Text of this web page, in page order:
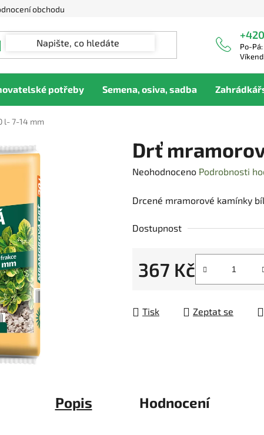
obchodu
Po-
potřeby Semena, osiva, sadba
l- 7-14 mm
Drť
Průměrné
produktu
0,0
Neohodnoceno Podrobnosti
Drcené mramorové kamínky
Dostupnost
367 Kč
Tisk Zeptat se
Popis Hodnocení